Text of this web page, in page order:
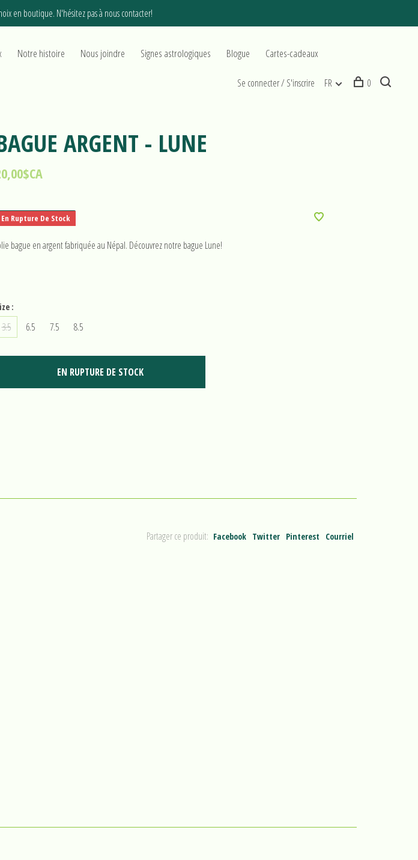
en boutique. N'hésitez pas à nous contacter!
Notre histoire Nous joindre Signes astrologiques Blogue Cartes-cadeaux
Se connecter / S'inscrire FR 0
ARGENT - LUNE
En Rupture De Stock
bague en argent fabriquée au Népal. Découvrez notre bague Lune!
:
3.5 6.5 7.5 8.5
EN RUPTURE DE STOCK
Partager ce produit: Facebook Twitter Pinterest Courriel